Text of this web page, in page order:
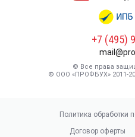
+7 (495)
© Все права
© ООО «ПРОФБУХ» 2011-
Политика обработки
Договор оферты